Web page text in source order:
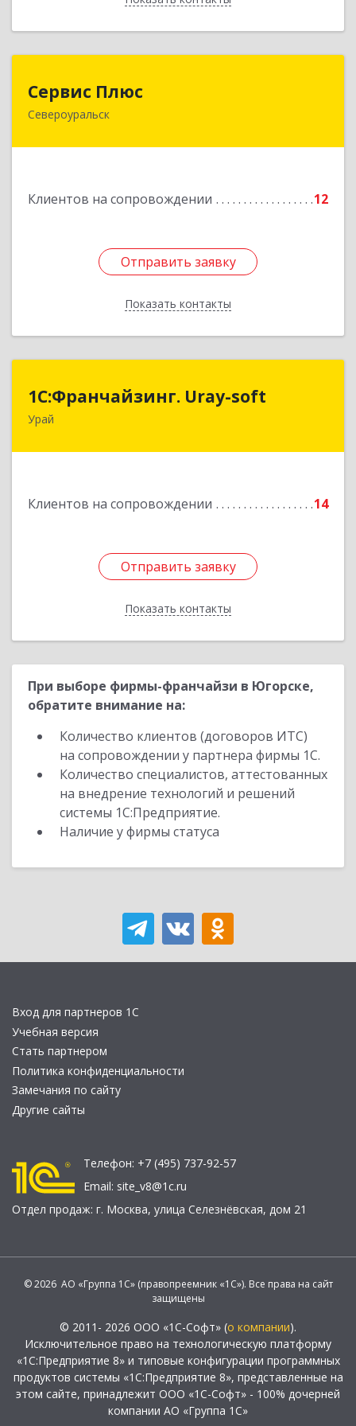
Сервис Плюс
Североуральск
Клиентов на сопровождении 12
Отправить заявку
Показать контакты
624480, Свердловская обл, Североуральск г,
Отправить заявку
Назад
1С:Франчайзинг. Uray-soft
Урай
Клиентов на сопровождении 14
Отправить заявку
Показать контакты
1С:Франчайзинг. Uray-soft
628284, Ханты-Мансийский Автономный округ
Отправить заявку
Назад
При выборе фирмы-франчайзи в Югорске,
обратите внимание на:
Количество клиентов (договоров ИТС)
на сопровождении у партнера фирмы 1С.
Количество специалистов, аттестованных
на внедрение технологий и решений
системы 1С:Предприятие.
Наличие у фирмы статуса
Вход для партнеров 1С
Учебная версия
Стать партнером
Политика конфиденциальности
Замечания по сайту
Другие сайты
Телефон: +7 (495) 737-92-57
Email: site_v8@1c.ru
Отдел продаж: г. Москва, улица Селезнёвская, дом 21
© 2026 АО «Группа 1С» (правопреемник «1С»). Все права на сайт
защищены
© 2011- 2026 ООО «1С-Софт» (о компании).
Исключительное право на технологическую платформу
«1С:Предприятие 8» и типовые конфигурации программных
продуктов системы «1С:Предприятие 8», представленные на
этом сайте, принадлежит ООО «1С-Софт» - 100% дочерней
компании АО «Группа 1С»